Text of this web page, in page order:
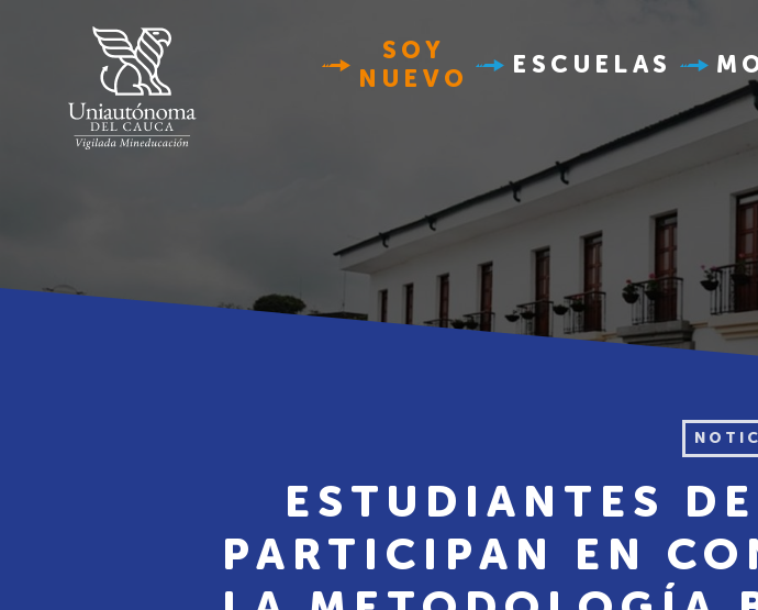
SOY
NUEVO
ESCUELAS
ESTUDIANTES
PARTICIPAN EN